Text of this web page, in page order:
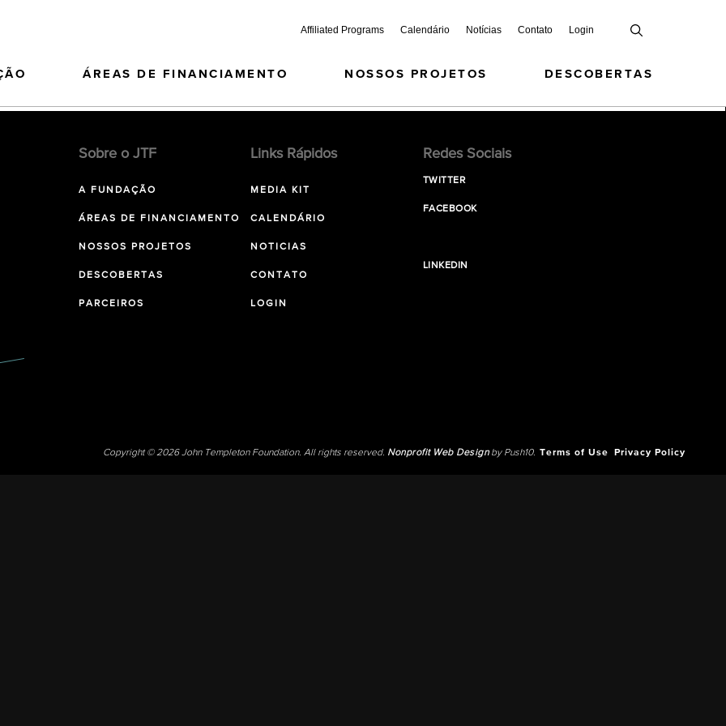
Affiliated Programs Calendário Notícias Contato Login
ÁREAS DE FINANCIAMENTO NOSSOS PROJETOS DESCOBERTAS
Sobre o JTF
A FUNDAÇÃO
ÁREAS DE FINANCIAMENTO
NOSSOS PROJETOS
DESCOBERTAS
PARCEIROS
Links Rápidos
MEDIA KIT
CALENDÁRIO
NOTICIAS
CONTATO
LOGIN
Redes Sociais
TWITTER
FACEBOOK
LINKEDIN
Copyright © 2026 John Templeton Foundation. All rights reserved. Nonprofit Web Designby Push10. Terms of Use Privacy Policy